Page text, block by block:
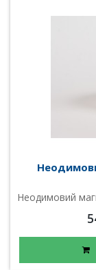
Неодимовий